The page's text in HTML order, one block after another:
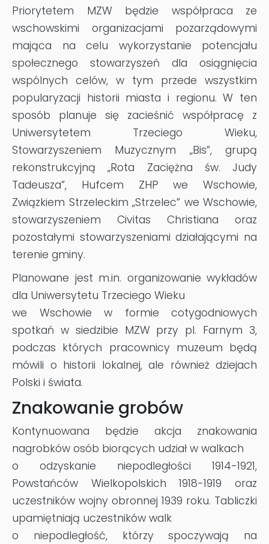
Priorytetem MZW będzie współpraca ze
wschowskimi organizacjami pozarządowymi
mająca na celu wykorzystanie potencjału
społecznego stowarzyszeń dla osiągnięcia
wspólnych celów, w tym przede wszystkim
popularyzacji historii miasta i regionu. W ten
sposób planuje się zacieśnić współpracę z
Uniwersytetem Trzeciego Wieku,
Stowarzyszeniem Muzycznym „Bis”, grupą
rekonstrukcyjną „Rota Zaciężna św. Judy
Tadeusza”, Hufcem ZHP we Wschowie,
Związkiem Strzeleckim „Strzelec” we Wschowie,
stowarzyszeniem Civitas Christiana oraz
pozostałymi stowarzyszeniami działającymi na
terenie gminy.
Planowane jest m.in. organizowanie wykładów
dla Uniwersytetu Trzeciego Wieku
we Wschowie w formie cotygodniowych
spotkań w siedzibie MZW przy pl. Farnym 3,
podczas których pracownicy muzeum będą
mówili o historii lokalnej, ale również dziejach
Polski i świata.
Znakowanie grobów
Kontynuowana będzie akcja znakowania
nagrobków osób biorących udział w walkach
o odzyskanie niepodległości 1914-1921,
Powstańców Wielkopolskich 1918-1919 oraz
uczestników wojny obronnej 1939 roku. Tabliczki
upamiętniają uczestników walk
o niepodległość, którzy spoczywają na